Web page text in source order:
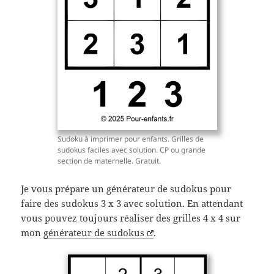
Sudoku à imprimer pour enfants. Grilles de
sudokus faciles avec solution. CP ou grande
section de maternelle. Gratuit.
Je vous prépare un générateur de sudokus pour
faire des sudokus 3 x 3 avec solution. En attendant
vous pouvez toujours réaliser des grilles 4 x 4 sur
mon générateur de sudokus .